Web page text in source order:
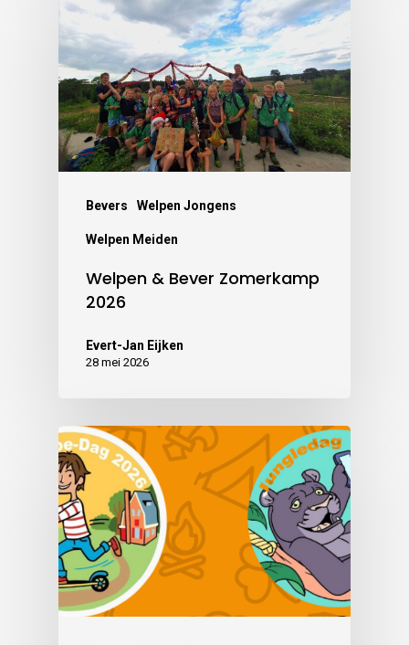
Bevers Welpen Jongens
Welpen Meiden
Welpen & Bever Zomerkamp
2026
Evert-Jan Eijken
28 mei 2026